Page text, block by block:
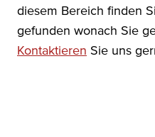
diesem Bereich finden
gefunden wonach Sie
Kontaktieren Sie uns